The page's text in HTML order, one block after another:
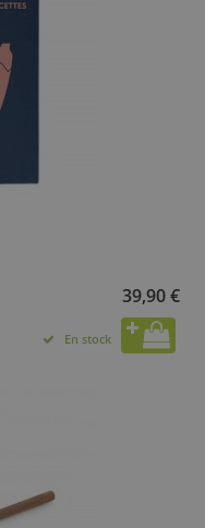
39,90 €
En stock